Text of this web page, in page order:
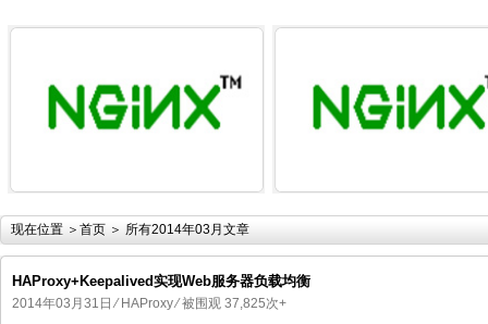
现在位置 ＞ 首页 ＞ 所有2014年03月文章
HAProxy+Keepalived实现Web服务器负载均衡
2014年03月31日 ⁄ HAProxy⁄ 被围观 37,825次+